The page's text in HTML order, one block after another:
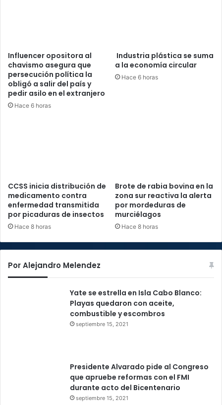
Influencer opositora al
chavismo asegura que
persecución política la
obligó a salir del país y
pedir asilo en el extranjero
Hace 6 horas
Industria plástica se suma
a la economía circular
Hace 6 horas
CCSS inicia distribución de
medicamento contra
enfermedad transmitida
por picaduras de insectos
Hace 8 horas
Brote de rabia bovina en la
zona sur reactiva la alerta
por mordeduras de
murciélagos
Hace 8 horas
Por Alejandro Melendez
Yate se estrella en Isla Cabo Blanco:
Playas quedaron con aceite,
combustible y escombros
septiembre 15, 2021
Presidente Alvarado pide al Congreso
que apruebe reformas con el FMI
durante acto del Bicentenario
septiembre 15, 2021